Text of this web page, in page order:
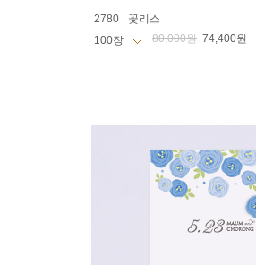
2780
꽃리스
80,000원 74,400원